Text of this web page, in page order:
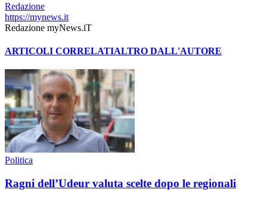
Redazione
https://mynews.it
Redazione myNews.iT
ARTICOLI CORRELATIALTRO DALL'AUTORE
Politica
Ragni dell’Udeur valuta scelte dopo le regionali